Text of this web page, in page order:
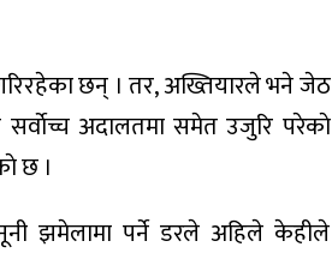
छन् । तर, अख्तियारले भने जेठ
अदालतमा समेत उजुरि परेकाे
छ ।
झमेलामा पर्ने डरले अहिले केहीले